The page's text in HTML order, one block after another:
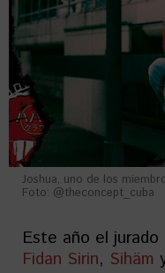
Joshua, uno de los
Foto: @theconcept_cuba
Este año el
Fidan Sirin, Sihäm